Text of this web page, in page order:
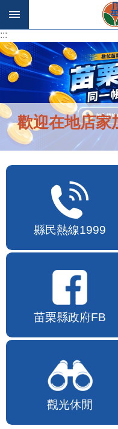
跳到主要內容區塊
:::
:::
歡迎在地店家
縣民熱線1999
苗栗縣政府FB
觀光休閒